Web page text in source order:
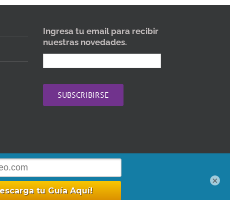
Ingresa tu email para recibir
nuestras novedades.
Lunes a Viernes 09:30 - 18:30 ×